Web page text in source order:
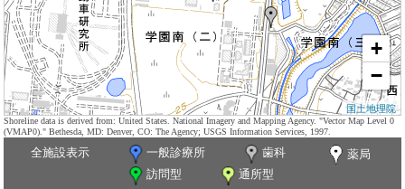
+
−
国土地理院
Shoreline data is derived from: United States. National Imagery and Mapping Agency. "Vector Map Level 0
(VMAP0)." Bethesda, MD: Denver, CO: The Agency; USGS Information Services, 1997.
全施設表示 一般診療所 歯科
薬局
訪問型
通所型